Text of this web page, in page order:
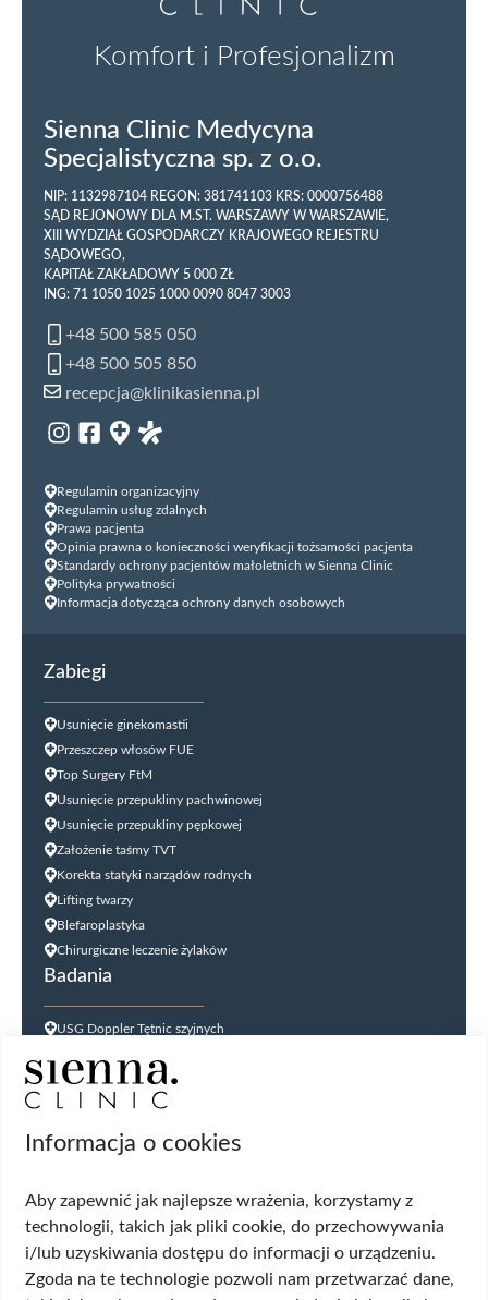
Komfort i Profesjonalizm
Sienna Clinic Medycyna
Specjalistyczna sp. z o.o.
NIP: 1132987104 REGON: 381741103 KRS: 0000756488
SĄD REJONOWY DLA M.ST. WARSZAWY W WARSZAWIE,
XIII WYDZIAŁ GOSPODARCZY KRAJOWEGO REJESTRU
SĄDOWEGO,
KAPITAŁ ZAKŁADOWY 5 000 ZŁ
ING: 71 1050 1025 1000 0090 8047 3003
+48 500 585 050
+48 500 505 850
recepcja@klinikasienna.pl
Regulamin organizacyjny
Regulamin usług zdalnych
Prawa pacjenta
Opinia prawna o konieczności weryfikacji tożsamości pacjenta
Standardy ochrony pacjentów małoletnich w Sienna Clinic
Polityka prywatności
Informacja dotycząca ochrony danych osobowych
Zabiegi
Usunięcie ginekomastii
Przeszczep włosów FUE
Top Surgery FtM
Usunięcie przepukliny pachwinowej
Usunięcie przepukliny pępkowej
Założenie taśmy TVT
Korekta statyki narządów rodnych
Lifting twarzy
Blefaroplastyka
Chirurgiczne leczenie żylaków
Badania
USG Doppler Tętnic szyjnych
USG jąder
USG tarczycy
Cytologia płynna cienkowarstwowa (LBC
HPV DNA HR 14 genotypów
Biopsja cienkoigłowa tarczycy
USG układu moczowego
Wskazania
Informacja o cookies
Aby zapewnić jak najlepsze wrażenia, korzystamy z
technologii, takich jak pliki cookie, do przechowywania
i/lub uzyskiwania dostępu do informacji o urządzeniu.
Zgoda na te technologie pozwoli nam przetwarzać dane,